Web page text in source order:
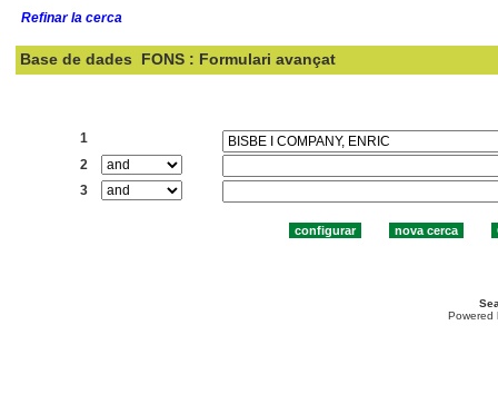
Refinar la cerca
Base de dades FONS : Formulari avançat
1
2
3
Powered